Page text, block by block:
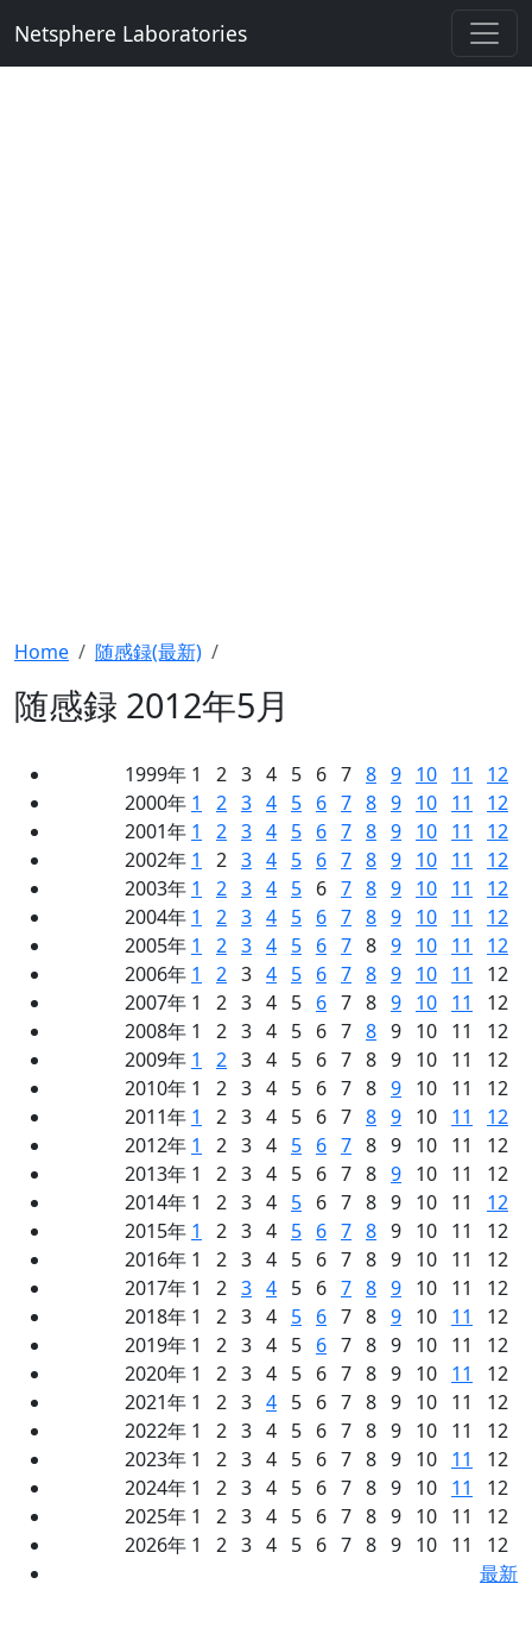
Netsphere Laboratories
Home 随感録(最新)
随感録 2012年5月
1999年 1 2 3 4 5 6 7 8 9 10 11
12
2000年 1 2 3 4 5 6 7 8 9 10 11
12
2001年 1 2 3 4 5 6 7 8 9 10 11
12
2002年 1 2 3 4 5 6 7 8 9 10 11
12
2003年 1 2 3 4 5 6 7 8 9 10 11
12
2004年 1 2 3 4 5 6 7 8 9 10 11
12
2005年 1 2 3 4 5 6 7 8 9 10 11
12
2006年 1 2 3 4 5 6 7 8 9 10 11
12
2007年 1 2 3 4 5 6 7 8 9 10 11
12
2008年 1 2 3 4 5 6 7 8 9 10 11 12
2009年 1 2 3 4 5 6 7 8 9 10 11 12
2010年 1 2 3 4 5 6 7 8 9 10 11 12
2011年 1 2 3 4 5 6 7 8 9 10 11
12
2012年 1 2 3 4 5 6 7 8 9 10 11 12
2013年 1 2 3 4 5 6 7 8 9 10 11 12
2014年 1 2 3 4 5 6 7 8 9 10 11 12
2015年 1 2 3 4 5 6 7 8 9 10 11 12
2016年 1 2 3 4 5 6 7 8 9 10 11 12
2017年 1 2 3 4 5 6 7 8 9 10 11 12
2018年 1 2 3 4 5 6 7 8 9 10 11
12
2019年 1 2 3 4 5 6 7 8 9 10 11 12
2020年 1 2 3 4 5 6 7 8 9 10 11
12
2021年 1 2 3 4 5 6 7 8 9 10 11 12
2022年 1 2 3 4 5 6 7 8 9 10 11 12
2023年 1 2 3 4 5 6 7 8 9 10 11
12
2024年 1 2 3 4 5 6 7 8 9 10 11
12
2025年 1 2 3 4 5 6 7 8 9 10 11 12
2026年 1 2 3 4 5 6 7 8 9 10 11 12
最新